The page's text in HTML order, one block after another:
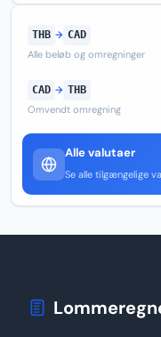
THB → CAD
Alle beløb og omregninger
CAD → THB
Omvendt omregning
Alle valutaer
Se alle tilgængelige